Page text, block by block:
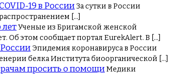
19 в РоссииЗа сутки в России
[…]
летУченые из Бригамской женской
этом сообщает портал EurekAlert. B […]
Эпидемия коронавируса в России
белка Института биоорганической […]
просить о помощиМедики